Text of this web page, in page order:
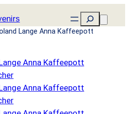
Suchen
Lange Anna Kaffeepott